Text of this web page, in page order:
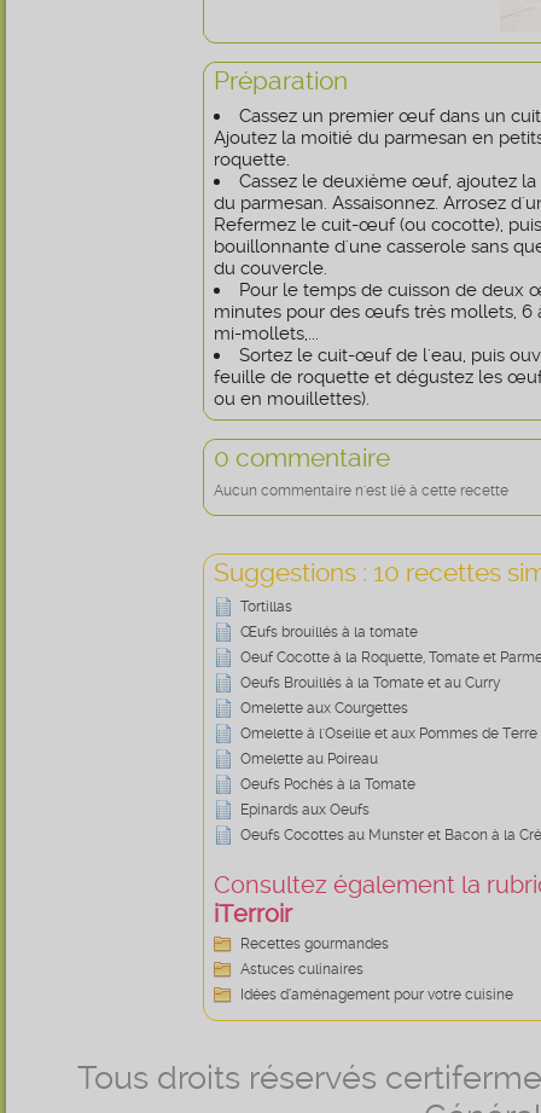
Préparation
Cassez un premier œuf dans un
Ajoutez la moitié du parmesan en
roquette.
Cassez le deuxième œuf, ajoutez
du parmesan. Assaisonnez. Arrosez
Refermez le cuit-œuf (ou cocotte),
bouillonnante d'une casserole sans
du couvercle.
Pour le temps de cuisson de deux
minutes pour des œufs très mollets,
mi-mollets,...
Sortez le cuit-œuf de l'eau, puis
feuille de roquette et dégustez les
ou en mouillettes).
0 commentaire
Aucun commentaire n'est lié à cette recette
Suggestions : 10 recettes
Tortillas
Œufs brouillés à la tomate
Oeuf Cocotte à la Roquette, Tomate et
Oeufs Brouillés à la Tomate et au Curry
Omelette aux Courgettes
Omelette à l'Oseille et aux Pommes de Terre
Omelette au Poireau
Oeufs Pochés à la Tomate
Epinards aux Oeufs
Oeufs Cocottes au Munster et Bacon à la
Consultez également la
iTerroir
Recettes gourmandes
Astuces culinaires
Idées d’aménagement pour votre cuisine
Tous droits réservés